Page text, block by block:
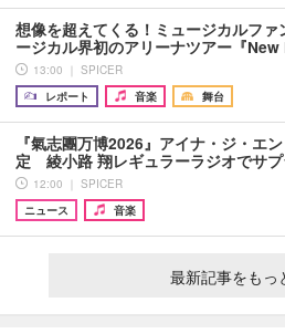
想像を超えてくる！ミュージカルファ
ージカル界初のアリーナツアー『
13:00 ｜ SPICER
レポート
音楽 舞台
『氣志團万博2026』アイナ・ジ・エ
定 綾小路 翔レギュラーラジオでサ
12:00 ｜ SPICER
ニュース
音楽
最新記事をもっ